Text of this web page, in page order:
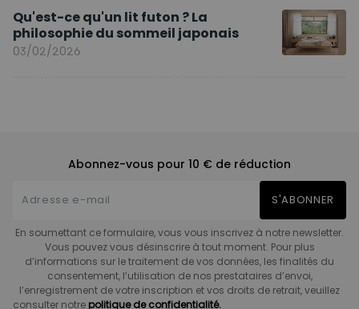
Qu'est-ce qu'un lit futon ? La
philosophie du sommeil japonais
03/02/2026
Abonnez-vous pour 10 € de réduction
S'ABONNER
En soumettant ce formulaire, vous vous inscrivez à notre newsletter.
Vous pouvez vous désinscrire à tout moment. Pour plus
d’informations sur le traitement de vos données, les finalités du
consentement, l’utilisation de nos prestataires d’envoi,
l’enregistrement de votre inscription et vos droits de retrait, veuillez
consulter notre politique de confidentialité.